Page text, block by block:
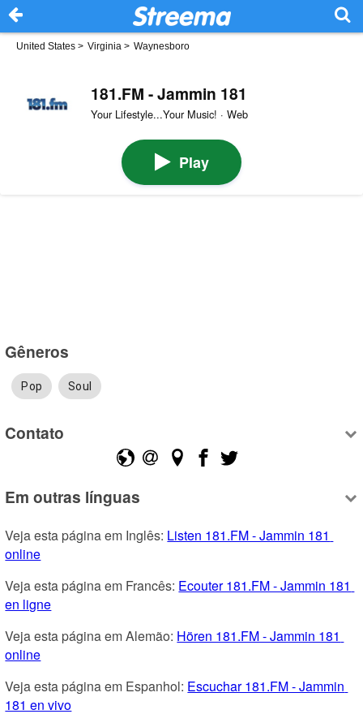
United States > Virginia > Waynesboro
181.FM - Jammin 181
Your Lifestyle...Your Music! · Web
Play
Gêneros
Pop Soul
Contato
Em outras línguas
Veja esta página em Inglês: Listen 181.FM - Jammin 181
online
Veja esta página em Francês: Ecouter 181.FM - Jammin 181
en ligne
Veja esta página em Alemão: Hören 181.FM - Jammin 181
online
Veja esta página em Espanhol: Escuchar 181.FM - Jammin
181 en vivo